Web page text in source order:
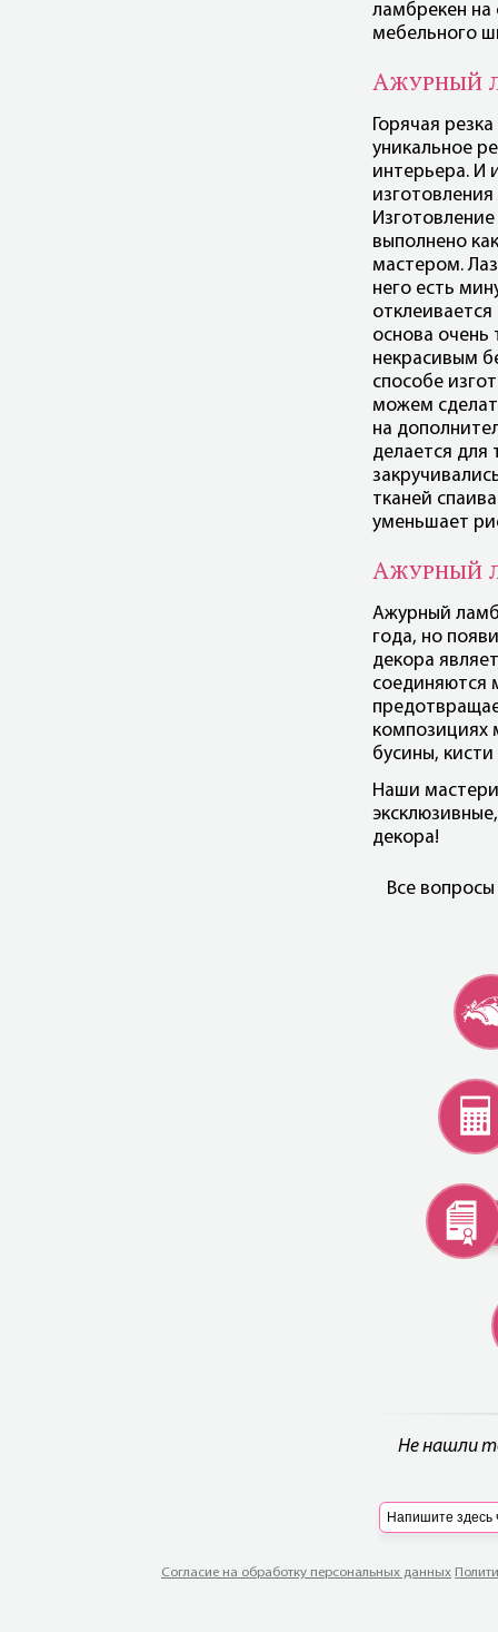
ламбрекен на
мебельного
Ажурный
Горячая
уникальное
интерьера. И
выполнено
мастером.
него есть
основа очень
некрасивым
способе
можем
на
делается для
тканей
уменьшает
Ажурный
Ажурный
года, но
декора
соединяются
композициях
бусины,
Наши
декора!
Все
Не нашли
Согласие на обработку персональных данных